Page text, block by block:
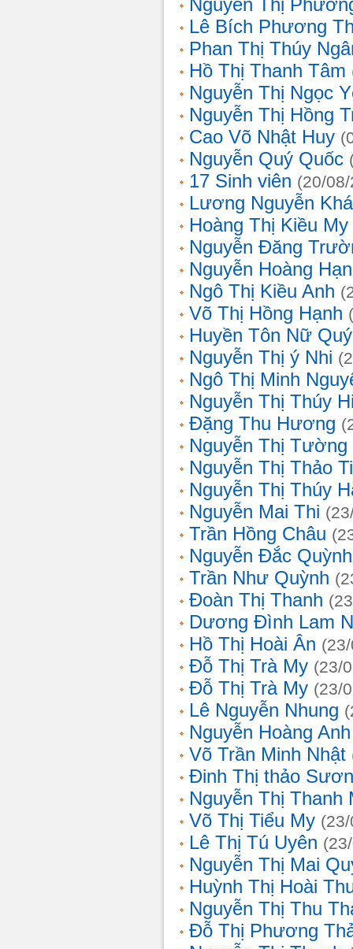
Nguyễn Thị
Lê Bích Phương
Phan Thị Thúy
Hồ Thị Thanh Tâm
Nguyễn Thị Ngọc
Nguyễn Thị Hồng
Cao Võ Nhật Huy
Nguyễn Quý Quốc
17 Sinh viên (20/
Lương Nguyễn
Hoàng Thị Kiều My
Nguyễn Đăng
Nguyễn Hoàng
Ngô Thị Kiều Anh
Võ Thị Hồng Hạnh
Huyền Tôn Nữ
Nguyễn Thị ý Nhi
Ngô Thị Minh
Nguyễn Thị Thúy
Đặng Thu Hương
Nguyễn Thị Tường
Nguyễn Thị Thảo
Nguyễn Thị Thúy
Nguyễn Mai Thi
Trần Hồng Châu
Nguyễn Đắc
Trần Như Quỳnh
Đoàn Thị Thanh
Dương Đình Lam
Hồ Thị Hoài Ân
Đỗ Thị Trà My (23/
Đỗ Thị Trà My (23/
Lê Nguyễn Nhung
Nguyễn Hoàng Anh
Võ Trần Minh Nhật
Đinh Thị thảo
Nguyễn Thị Thanh
Võ Thị Tiểu My
Lê Thị Tú Uyên
Nguyễn Thị Mai
Huỳnh Thị Hoài
Nguyễn Thị Thu
Đỗ Thị Phương